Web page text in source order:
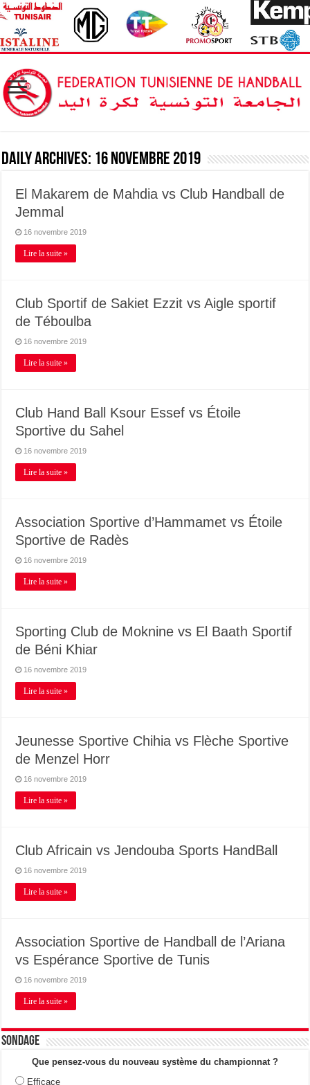
Daily Archives: 16 novembre 2019
El Makarem de Mahdia vs Club Handball de
Jemmal
16 novembre 2019
Lire la suite »
Club Sportif de Sakiet Ezzit vs Aigle sportif
de Téboulba
16 novembre 2019
Lire la suite »
Club Hand Ball Ksour Essef vs Étoile
Sportive du Sahel
16 novembre 2019
Lire la suite »
Association Sportive d’Hammamet vs Étoile
Sportive de Radès
16 novembre 2019
Lire la suite »
Sporting Club de Moknine vs El Baath Sportif
de Béni Khiar
16 novembre 2019
Lire la suite »
Jeunesse Sportive Chihia vs Flèche Sportive
de Menzel Horr
16 novembre 2019
Lire la suite »
Club Africain vs Jendouba Sports HandBall
16 novembre 2019
Lire la suite »
Association Sportive de Handball de l’Ariana
vs Espérance Sportive de Tunis
16 novembre 2019
Lire la suite »
Sondage
Que pensez-vous du nouveau système du championnat ?
Efficace